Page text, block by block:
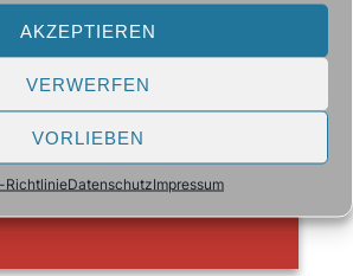
AKZEPTIEREN
VERWERFEN
VORLIEBEN
RichtlinieDatenschutzImpressum